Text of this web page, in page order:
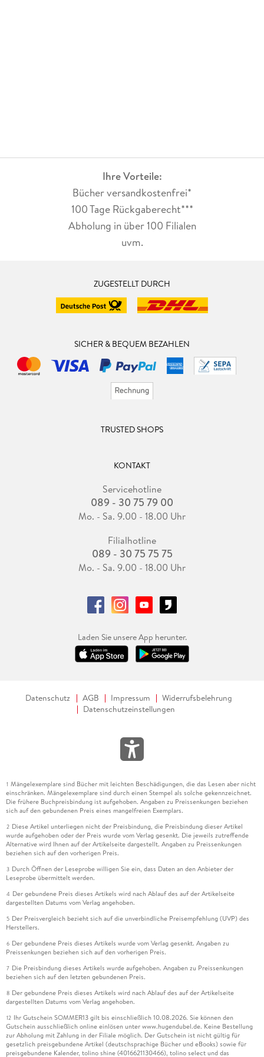
Ihre Vorteile:
Bücher versandkostenfrei*
100 Tage Rückgaberecht***
Abholung in über 100 Filialen
uvm.
ZUGESTELLT DURCH
SICHER & BEQUEM BEZAHLEN
TRUSTED SHOPS
KONTAKT
Servicehotline
089 - 30 75 79 00
Mo. - Sa. 9.00 - 18.00 Uhr
Filialhotline
089 - 30 75 75 75
Mo. - Sa. 9.00 - 18.00 Uhr
Laden Sie unsere App herunter.
Datenschutz AGB Impressum
Widerrufsbelehrung
Datenschutzeinstellungen
1 Mängelexemplare sind Bücher mit leichten Beschädigungen, die das Lesen aber nicht
einschränken. Mängelexemplare sind durch einen Stempel als solche gekennzeichnet.
Die frühere Buchpreisbindung ist aufgehoben. Angaben zu Preissenkungen beziehen
sich auf den gebundenen Preis eines mangelfreien Exemplars.
2 Diese Artikel unterliegen nicht der Preisbindung, die Preisbindung dieser Artikel
wurde aufgehoben oder der Preis wurde vom Verlag gesenkt. Die jeweils zutreffende
Alternative wird Ihnen auf der Artikelseite dargestellt. Angaben zu Preissenkungen
beziehen sich auf den vorherigen Preis.
3 Durch Öffnen der Leseprobe willigen Sie ein, dass Daten an den Anbieter der
Leseprobe übermittelt werden.
4 Der gebundene Preis dieses Artikels wird nach Ablauf des auf der Artikelseite
dargestellten Datums vom Verlag angehoben.
5 Der Preisvergleich bezieht sich auf die unverbindliche Preisempfehlung (UVP) des
Herstellers.
6 Der gebundene Preis dieses Artikels wurde vom Verlag gesenkt. Angaben zu
Preissenkungen beziehen sich auf den vorherigen Preis.
7 Die Preisbindung dieses Artikels wurde aufgehoben. Angaben zu Preissenkungen
beziehen sich auf den letzten gebundenen Preis.
8 Der gebundene Preis dieses Artikels wird nach Ablauf des auf der Artikelseite
dargestellten Datums vom Verlag angehoben.
12 Ihr Gutschein SOMMER13 gilt bis einschließlich 10.08.2026. Sie können den
Gutschein ausschließlich online einlösen unter www.hugendubel.de. Keine Bestellung
zur Abholung mit Zahlung in der Filiale möglich. Der Gutschein ist nicht gültig für
gesetzlich preisgebundene Artikel (deutschsprachige Bücher und eBooks) sowie für
preisgebundene Kalender, tolino shine (4016621130466), tolino select und das